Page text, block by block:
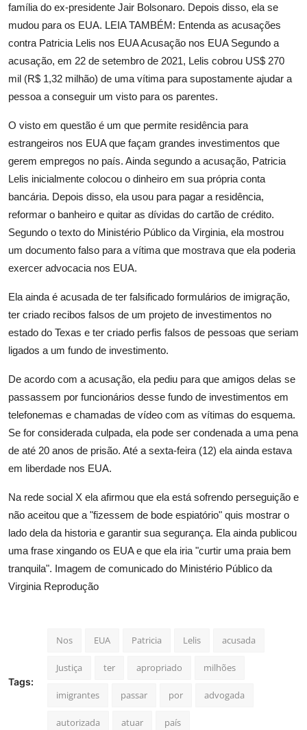
família do ex-presidente Jair Bolsonaro. Depois disso, ela se
mudou para os EUA. LEIA TAMBÉM: Entenda as acusações
contra Patricia Lelis nos EUA Acusação nos EUA Segundo a
acusação, em 22 de setembro de 2021, Lelis cobrou US$ 270
mil (R$ 1,32 milhão) de uma vítima para supostamente ajudar a
pessoa a conseguir um visto para os parentes.
O visto em questão é um que permite residência para
estrangeiros nos EUA que façam grandes investimentos que
gerem empregos no país. Ainda segundo a acusação, Patricia
Lelis inicialmente colocou o dinheiro em sua própria conta
bancária. Depois disso, ela usou para pagar a residência,
reformar o banheiro e quitar as dívidas do cartão de crédito.
Segundo o texto do Ministério Público da Virginia, ela mostrou
um documento falso para a vítima que mostrava que ela poderia
exercer advocacia nos EUA.
Ela ainda é acusada de ter falsificado formulários de imigração,
ter criado recibos falsos de um projeto de investimentos no
estado do Texas e ter criado perfis falsos de pessoas que seriam
ligados a um fundo de investimento.
De acordo com a acusação, ela pediu para que amigos delas se
passassem por funcionários desse fundo de investimentos em
telefonemas e chamadas de vídeo com as vítimas do esquema.
Se for considerada culpada, ela pode ser condenada a uma pena
de até 20 anos de prisão. Até a sexta-feira (12) ela ainda estava
em liberdade nos EUA.
Na rede social X ela afirmou que ela está sofrendo perseguição e
não aceitou que a "fizessem de bode espiatório" quis mostrar o
lado dela da historia e garantir sua segurança. Ela ainda publicou
uma frase xingando os EUA e que ela iria "curtir uma praia bem
tranquila". Imagem de comunicado do Ministério Público da
Virginia Reprodução
Tags:
Nos EUA Patricia Lelis acusada
Justiça ter apropriado milhões
imigrantes passar por advogada
autorizada atuar país